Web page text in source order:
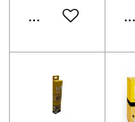
Ajouter au panier